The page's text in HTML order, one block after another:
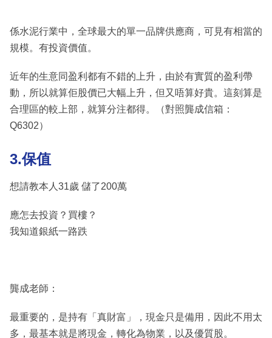
係水泥行業中，全球最大的單一品牌供應商，可見有相當的
規模。有投資價值。
近年的生意同盈利都有不錯的上升，由於有實質的盈利帶
動，所以就算佢股價已大幅上升，但又唔算好貴。這刻算是
合理區的較上部，就算分注都得。（對照龔成信箱：
Q6302）
3.保值
想請教本人31歲 儲了200萬
應怎去投資？買樓？
我知道銀紙一路跌
龔成老師：
最重要的，是持有「真財富」，現金只是備用，因此不用太
多，最基本就是將現金，轉化為物業，以及優質股。